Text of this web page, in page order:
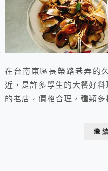
在台南東區長榮路巷弄的
近，是許多學生的大餐好
的老店，價格合理，種類
繼